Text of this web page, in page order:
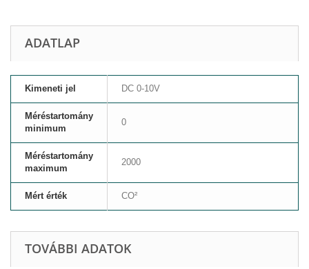
ADATLAP
Kimeneti jel DC 0-10V
Méréstartomány
minimum
0
Méréstartomány
maximum
2000
Mért érték CO²
TOVÁBBI ADATOK